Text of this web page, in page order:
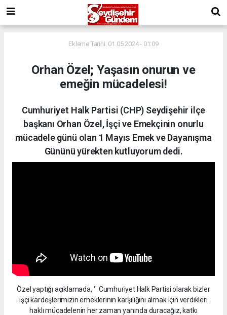
Ekleme Tarihi: 01.05.2024 - 01:09
Orhan Özel; Yaşasın onurun ve
emeğin mücadelesi!
Cumhuriyet Halk Partisi (CHP) Seydişehir ilçe
başkanı Orhan Özel, İşçi ve Emekçinin onurlu
mücadele günü olan 1 Mayıs Emek ve Dayanışma
Gününü yürekten kutluyorum dedi.
Özel yaptığı açıklamada, ‘’ Cumhuriyet Halk Partisi olarak bizler
işçi kardeşlerimizin emeklerinin karşılığını almak için verdikleri
haklı mücadelenin her zaman yanında duracağız, katkı